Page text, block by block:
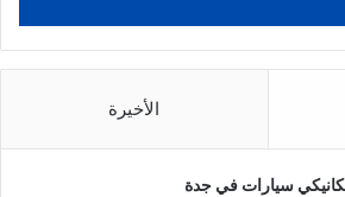
الأخيرة
سيارات في جدة